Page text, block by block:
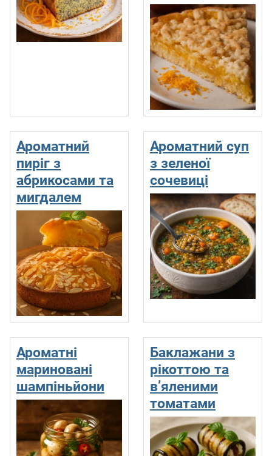
Ароматний
пиріг з
абрикосами та
мигдалем
Ароматний суп
з зеленої
сочевиці
Ароматні
мариновані
шампіньйони
Баклажани з
рікоттою та
в’яленими
томатами